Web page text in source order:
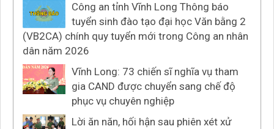
Công an tỉnh Vĩnh Long Thông báo
tuyển sinh đào tạo đại học Văn bằng 2
(VB2CA) chính quy tuyển mới trong Công an nhân
dân năm 2026
Vĩnh Long: 73 chiến sĩ nghĩa vụ tham
gia CAND được chuyển sang chế độ
phục vụ chuyên nghiệp
Lời ăn năn, hối hận sau phiên xét xử